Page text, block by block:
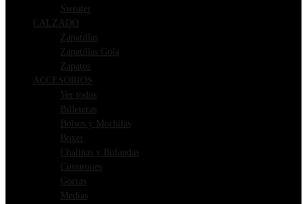
Sweater
CALZADO
Zapatillas
Zapatillas Gola
Zapatos
ACCESORIOS
Ver todos
Billeteras
Bolsos y Mochilas
Boxer
Chalinas y Bufandas
Cinturones
Gorras
Medias